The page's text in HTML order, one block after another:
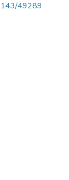
49289